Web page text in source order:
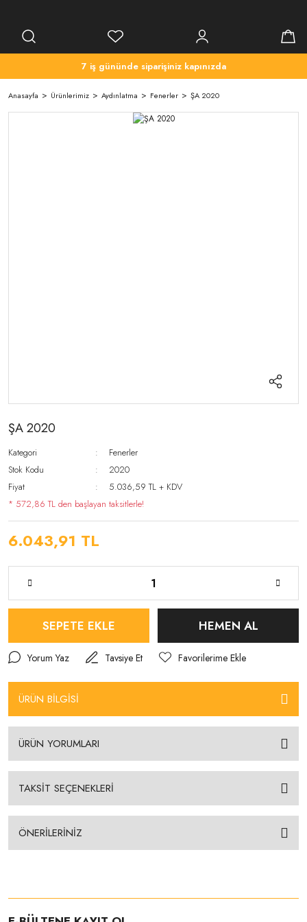
7 iş gününde siparişiniz kapınızda
Anasayfa Ürünlerimiz Aydınlatma Fenerler ŞA 2020
ŞA 2020
Kategori
Fenerler
Stok Kodu
2020
Fiyat
5.036,59 TL + KDV
* 572,86 TL den başlayan taksitlerle!
6.043,91 TL
SEPETE EKLE HEMEN AL
Yorum Yaz Tavsiye Et
ÜRÜN BİLGİSİ
ÜRÜN YORUMLARI
TAKSİT SEÇENEKLERİ
ÖNERİLERİNİZ